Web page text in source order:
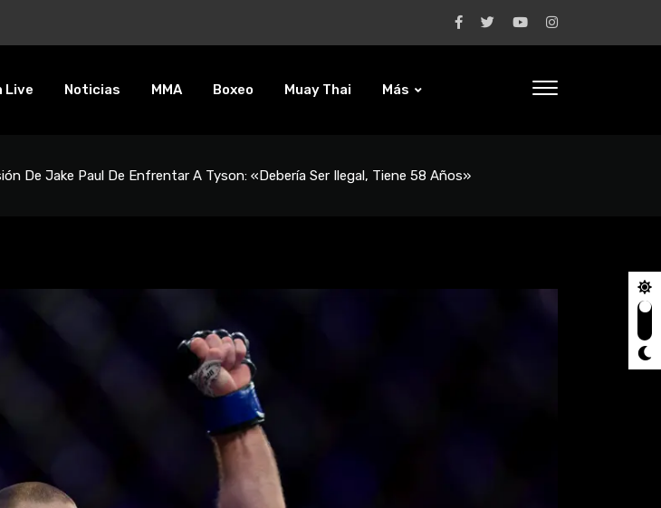
Live Noticias MMA Boxeo Muay Thai Más
De Jake Paul De Enfrentar A Tyson: «Debería Ser Ilegal, Tiene 58 Años»